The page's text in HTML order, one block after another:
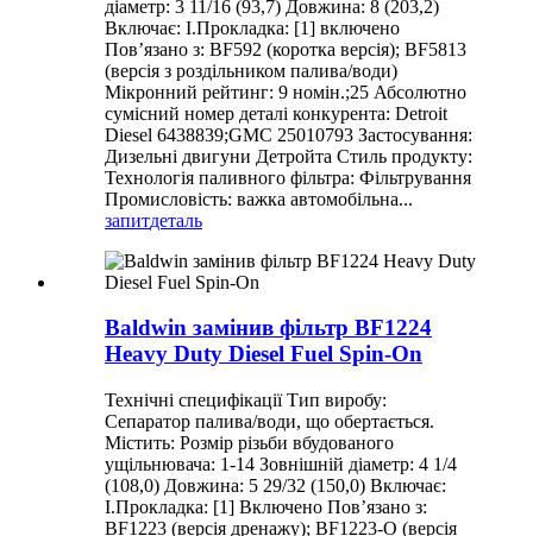
діаметр: 3 11/16 (93,7) Довжина: 8 (203,2)
Включає: I.Прокладка: [1] включено
Пов’язано з: BF592 (коротка версія); BF5813
(версія з роздільником палива/води)
Мікронний рейтинг: 9 номін.;25 Абсолютно
сумісний номер деталі конкурента: Detroit
Diesel 6438839;GMC 25010793 Застосування:
Дизельні двигуни Детройта Стиль продукту:
Технологія паливного фільтра: Фільтрування
Промисловість: важка автомобільна...
запитдеталь
Baldwin замінив фільтр BF1224
Heavy Duty Diesel Fuel Spin-On
Технічні специфікації Тип виробу:
Сепаратор палива/води, що обертається.
Містить: Розмір різьби вбудованого
ущільнювача: 1-14 Зовнішній діаметр: 4 1/4
(108,0) Довжина: 5 29/32 (150,0) Включає:
I.Прокладка: [1] Включено Пов’язано з:
BF1223 (версія дренажу); BF1223-O (версія